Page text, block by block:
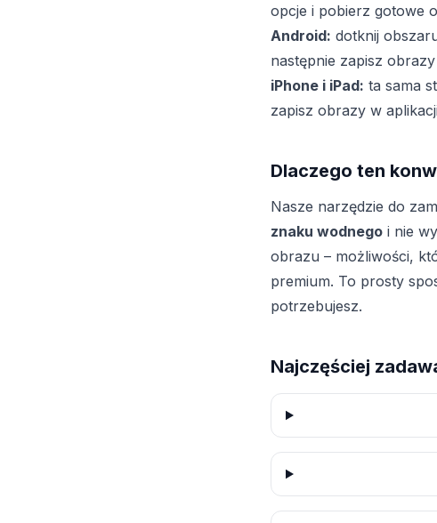
opcje i pobierz gotowe
Android: dotknij
następnie zapisz
iPhone i iPad: ta sama
zapisz obrazy w
Dlaczego ten
Nasze narzędzie do
znaku wodnego i nie
obrazu – możliwości,
premium. To prosty
potrzebujesz.
Najczęściej